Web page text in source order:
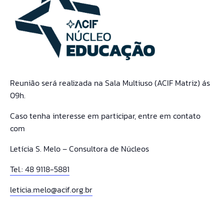
Reunião será realizada na Sala Multiuso (ACIF Matriz) ás
09h.
Caso tenha interesse em participar, entre em contato
com
Letícia S. Melo – Consultora de Núcleos
Tel.: 48 9118-5881
leticia.melo@acif.org.br